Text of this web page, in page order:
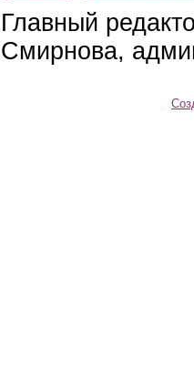
Главный
Смирнова,